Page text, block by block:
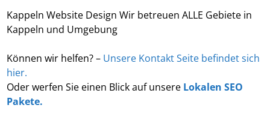
Kappeln Website Design Wir betreuen ALLE Gebiete in
Kappeln und Umgebung
Können wir helfen? – Unsere Kontakt Seite befindet sich
hier.
Oder werfen Sie einen Blick auf unsere Lokalen SEO
Pakete.